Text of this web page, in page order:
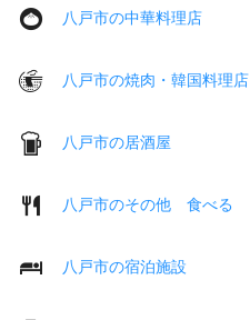
八戸市の中華料理店
八戸市の焼肉・韓国料理店
八戸市の居酒屋
八戸市のその他 食べる
八戸市の宿泊施設